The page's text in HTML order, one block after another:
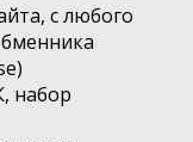
с любого
набор